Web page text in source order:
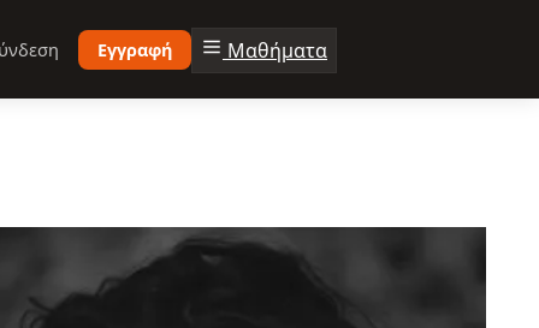
Εγγραφή Μαθήματα